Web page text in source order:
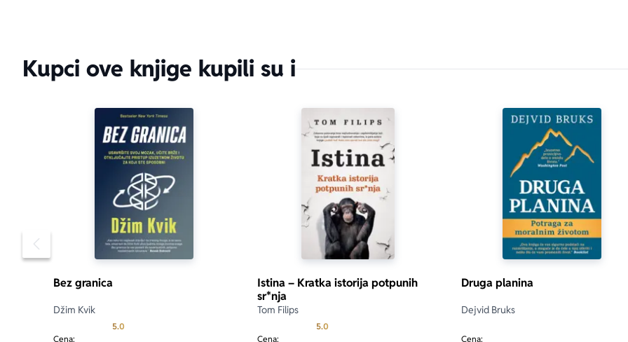
Kupci ove knjige kupili su i
Pomeranje sadržaja slajdera u levo
Bez granica
Džim Kvik
5.0
Cena:
Istina – Kratka istorija potpunih
sr*nja
Tom Filips
5.0
Cena:
Druga planina
Dejvid Bruks
Cena: